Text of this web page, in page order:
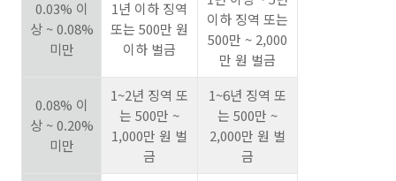
0.03% 이
상 ~ 0.08%
미만
1년 이하 징역
또는 500만 원
이하 벌금
이하 징역 또는
500만 ~ 2,000
만 원 벌금
0.08% 이
상 ~ 0.20%
미만
1~2년 징역 또
는 500만 ~
1,000만 원 벌
금
1~6년 징역 또
는 500만 ~
2,000만 원 벌
금